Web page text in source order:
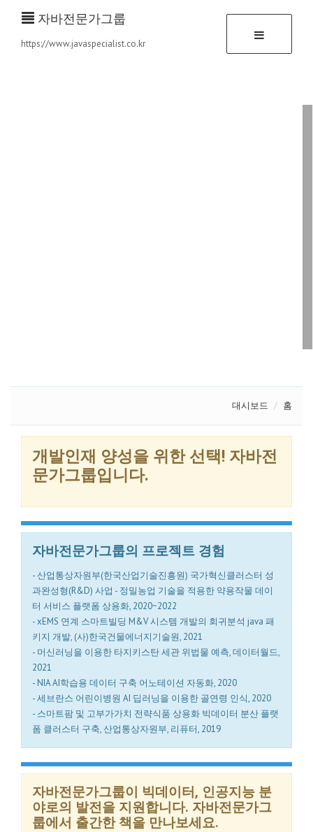
자바전문가그룹
https://www.javaspecialist.co.kr
대시보드 홈
개발인재 양성을 위한 선택! 자바전
문가그룹입니다.
자바전문가그룹의 프로젝트 경험
- 산업통상자원부(한국산업기술진흥원) 국가혁신클러스터 성
과완성형(R&D) 사업 - 정밀농업 기술을 적용한 약용작물 데이
터 서비스 플랫폼 상용화, 2020~2022
- xEMS 연계 스마트빌딩 M&V 시스템 개발의 회귀분석 java 패
키지 개발, (사)한국건물에너지기술원, 2021
- 머신러닝을 이용한 타지키스탄 세관 위법물 예측, 데이터월드,
2021
- NIA AI학습용 데이터 구축 어노테이션 자동화, 2020
- 세브란스 어린이병원 AI 딥러닝을 이용한 골연령 인식, 2020
- 스마트팜 및 고부가가치 전략식품 상용화 빅데이터 분산 플랫
폼 클러스터 구축, 산업통상자원부, 리퓨터, 2019
자바전문가그룹이 빅데이터, 인공지능 분
야로의 발전을 지원합니다. 자바전문가그
룹에서 출간한 책을 만나보세요.